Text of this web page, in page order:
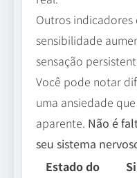
Outros indicadores
sensibilidade
sensação
Você pode notar
uma ansiedade
aparente. Não é
seu sistema
Estado do